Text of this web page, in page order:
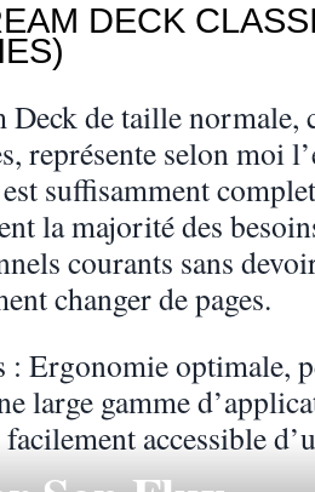
DECK
Deck de taille normale,
représente selon moi
suffisamment
la majorité des
courants sans
changer de pages.
: Ergonomie optimale,
large gamme
accessible